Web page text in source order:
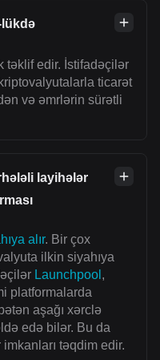
təklif edir. İstifadəçilər
ticarət
və əmrlərin sürətli
layihələr
alır. Bir çox
ilkin siyahıya
Launchpool ,
platformalarda
aşağı xərclə
edə bilər. Bu da
təqdim edir.